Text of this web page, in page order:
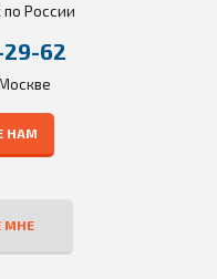
России
62
НАМ
МНЕ